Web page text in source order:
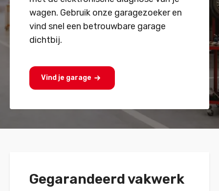
wagen. Gebruik onze garagezoeker en
vind snel een betrouwbare garage
dichtbij.
Vind je garage
Gegarandeerd vakwerk